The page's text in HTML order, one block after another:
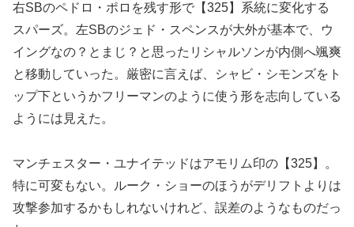
右SBのペドロ・ポロを残す形で【325】系統に変化する
スパーズ。左SBのジェド・スペンスが大外が基本で、ウ
イングなの？とまじ？と思ったリシャルソンが内側へ颯爽
と移動していった。厳密に言えば、シャビ・シモンズをト
ップ下というかフリーマンのように使う形を志向している
ようには見えた。
マンチェスター・ユナイテッドはアモリム印の【325】。
特に可変もない。ルーク・ショーのほうがデリフトよりは
攻撃参加するかもしれないけれど、誤差のようなものだっ